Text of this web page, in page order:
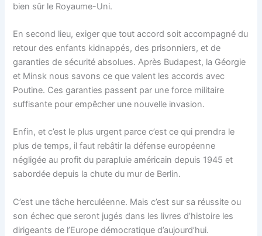
bien sûr le Royaume-Uni.
En second lieu, exiger que tout accord soit accompagné du
retour des enfants kidnappés, des prisonniers, et de
garanties de sécurité absolues. Après Budapest, la Géorgie
et Minsk nous savons ce que valent les accords avec
Poutine. Ces garanties passent par une force militaire
suffisante pour empêcher une nouvelle invasion.
Enfin, et c’est le plus urgent parce c’est ce qui prendra le
plus de temps, il faut rebâtir la défense européenne
négligée au profit du parapluie américain depuis 1945 et
sabordée depuis la chute du mur de Berlin.
C’est une tâche herculéenne. Mais c’est sur sa réussite ou
son échec que seront jugés dans les livres d’histoire les
dirigeants de l’Europe démocratique d’aujourd’hui.